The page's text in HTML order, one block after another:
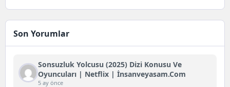
Son Yorumlar
Sonsuzluk Yolcusu (2025) Dizi Konusu Ve
Oyuncuları | Netflix | İnsanveyasam.com
5 ay önce